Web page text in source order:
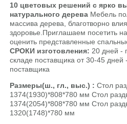
10 цветовых решений с ярко
натурального дерева Мебель
массива дерева, благотворно
здоровье.Приглашаем посетить
оценить представленные
СРОКИ изготовления: 20 дней -
складе поставщика от 30-45 дней
поставщика
Размеры(ш., гл., выс.) : Стол
1374(1930)*808*780 мм Стол
1374(2054)*808*780 мм Стол
1320(1748)*780 мм